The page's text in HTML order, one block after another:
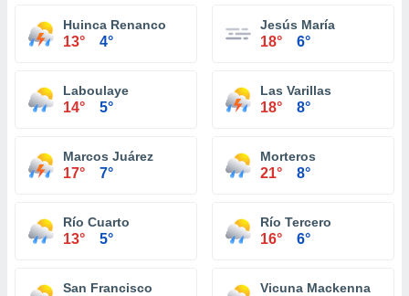
Huinca Renanco
13° 4°
Jesús María
18° 6°
Laboulaye
14° 5°
Las Varillas
18° 8°
Marcos Juárez
17° 7°
Morteros
21° 8°
Río Cuarto
13° 5°
Río Tercero
16° 6°
San Francisco Vicuna Mackenna